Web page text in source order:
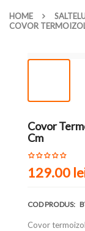
HOME
COVOR
Covor
Cm
129.00
COD PRODUS:
Covor